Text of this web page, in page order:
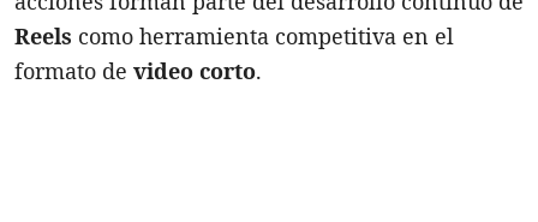
Reels como herramienta competitiva en el
formato de video corto.